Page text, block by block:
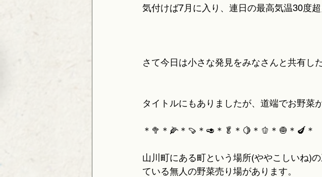
気付けば7月に入り、連日の最高気温30度
さて今日は小さな発見をみなさんと共有し
タイトルにもありましたが、道端でお野菜
＊🥦＊🌽＊🍠＊🥑＊🥬＊🍋＊🫑＊🧅＊🍆＊
山川町にある町という場所(ややこしいね)
ている無人の野菜売り場があります。